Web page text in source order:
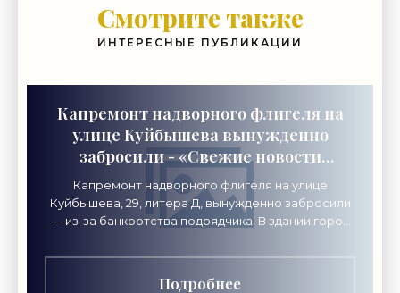
Смотрите также
ИНТЕРЕСНЫЕ ПУБЛИКАЦИИ
Капремонт надворного флигеля на
улице Куйбышева вынужденно
забросили - «Свежие новости
строительства»
Капремонт надворного флигеля на улице
Куйбышева, 29, литера Д, вынужденно забросили
— из-за банкротства подрядчика. В здании город
индустрий «Локон».
Подробнее